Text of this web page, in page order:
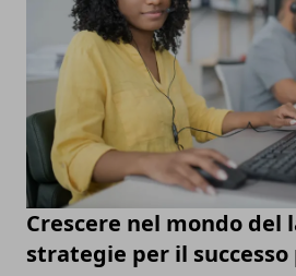
Crescere nel mondo del
strategie per il successo